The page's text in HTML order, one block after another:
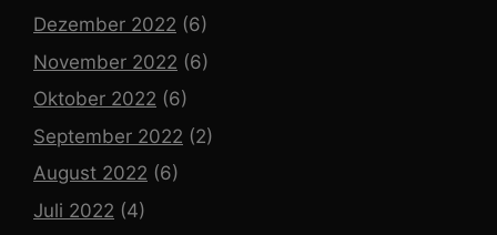
Dezember 2022 (6)
November 2022 (6)
Oktober 2022 (6)
September 2022 (2)
August 2022 (6)
Juli 2022 (4)